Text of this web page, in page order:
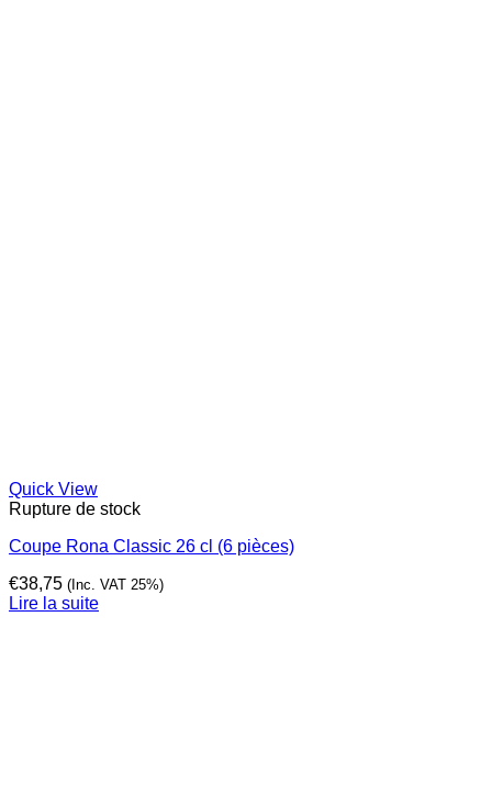
Quick View
Rupture de stock
Coupe Rona Classic 26 cl (6 pièces)
€38,75 (Inc. VAT 25%)
Lire la suite